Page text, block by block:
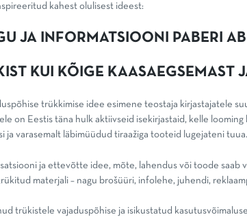
kahest olulisest ideest:
JA INFORMATSIOONI PABERI
KUI KÕIGE KAASAEGSEMAST
trükkimise idee esimene teostaja kirjastajatele
on Eestis täna hulk aktiivseid isekirjastaid, kelle
ja varasemalt läbimüüdud tiraažiga tooteid lugejateni tuua.
ja ettevõtte idee, mõte, lahendus või toode saab
materjali – nagu brošüüri, infolehe, juhendi,
trükistele vajaduspõhise ja isikustatud